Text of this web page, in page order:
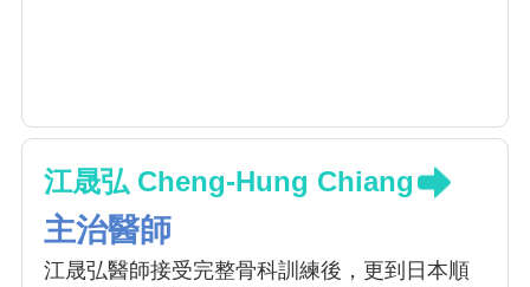
江晟弘 Cheng-Hung Chiang
主治醫師
江晟弘醫師接受完整骨科訓練後，更到日本順